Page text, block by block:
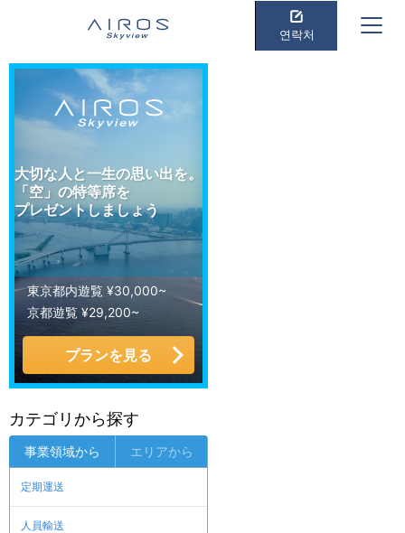
연락처
大切な人と一生の思い出を。
「空」の特等席を
プレゼントしましょう
東京都内遊覧 ¥30,000~
京都遊覧 ¥29,200~
プランを見る
カテゴリから探す
事業領域から エリアから
定期運送
人員輸送